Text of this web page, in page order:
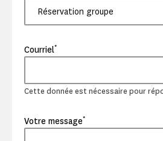
Courriel*
Cette donnée est nécessaire pour
Votre message*